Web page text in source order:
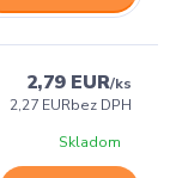
2,79 EUR/ks
2,27 EURbez DPH
Skladom